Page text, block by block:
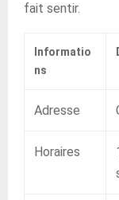
fait sentir.
Informatio
ns
Adresse
Horaires